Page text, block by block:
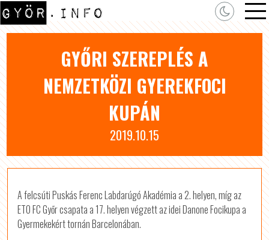
GYŐRI SZEREPLÉS A
NEMZETKÖZI GYEREKFOCI
KUPÁN
2019.10.15
A felcsúti Puskás Ferenc Labdarúgó Akadémia a 2. helyen, míg az
ETO FC Győr csapata a 17. helyen végzett az idei Danone Focikupa a
Gyermekekért tornán Barcelonában.